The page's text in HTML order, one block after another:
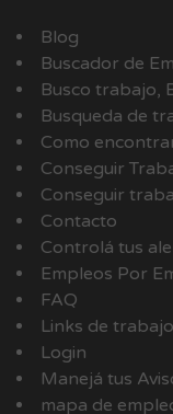
Blog
Buscador de
Busco trabajo,
Busqueda de
Como
Conseguir
Conseguir
Contacto
Controlá tus
Empleos Por
FAQ
Links de trabajo
Login
Manejá tus
mapa de